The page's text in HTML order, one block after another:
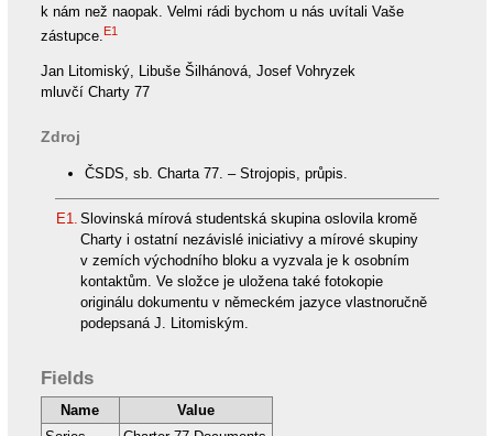
k nám než naopak. Velmi rádi bychom u nás uvítali Vaše
zástupce.E1
Jan Litomiský, Libuše Šilhánová, Josef Vohryzek
mluvčí Charty 77
Zdroj
ČSDS, sb. Charta 77. – Strojopis, průpis.
E1. Slovinská mírová studentská skupina oslovila kromě
Charty i ostatní nezávislé iniciativy a mírové skupiny
v zemích východního bloku a vyzvala je k osobním
kontaktům. Ve složce je uložena také fotokopie
originálu dokumentu v německém jazyce vlastnoručně
podepsaná J. Litomiským.
Fields
Name
Value